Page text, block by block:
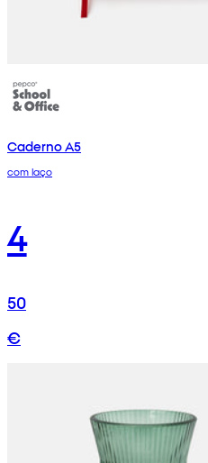
Caderno A5
com laço
4
50
€